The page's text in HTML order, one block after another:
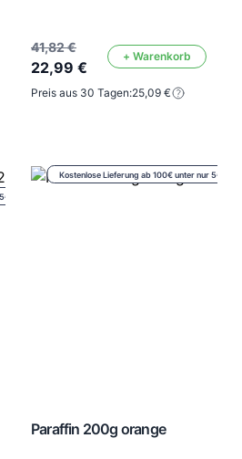
41,82 €
22,99 €
+ Warenkorb
Preis aus 30 Tagen:25,09 €
Kostenlose Lieferung ab 100€ unter nur 5€
Paraffin 200g orange